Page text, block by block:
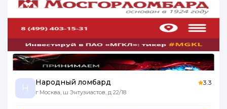
Н
Народный ломбард
г Москва, ш Энтузиастов, д 22/18
3.3